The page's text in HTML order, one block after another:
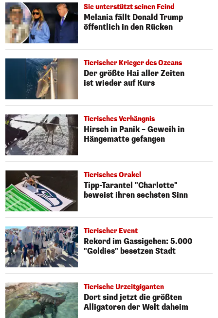
Sie unterstützt seinen Feind
Melania fällt Donald Trump
öffentlich in den Rücken
Tierischer Krieger des Ozeans
Der größte Hai aller Zeiten
ist wieder auf Kurs
Tierisches Verhängnis
Hirsch in Panik – Geweih in
Hängematte gefangen
Tierisches Orakel
Tipp-Tarantel "Charlotte"
beweist ihren sechsten Sinn
Tierischer Event
Rekord im Gassigehen: 5.000
"Goldies" besetzen Stadt
Tierische Urzeitgiganten
Dort sind jetzt die größten
Alligatoren der Welt daheim